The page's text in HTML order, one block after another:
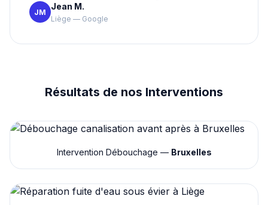
JM
Jean M.
Liège — Google
Résultats de nos Interventions
Intervention Débouchage — Bruxelles